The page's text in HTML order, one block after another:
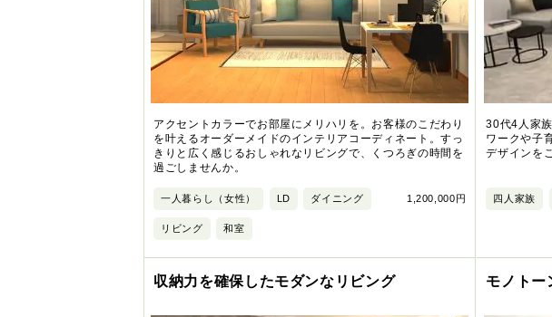
アクセントカラーでお部屋にメリハリを。お客様のこだわり
を叶えるオーダーメイドのインテリアコーディネート。すっ
きりと広く感じるおしゃれなリビングで、くつろぎの時間を
過ごしませんか。
1,200,000円
一人暮らし（女性） LD ダイニング
リビング 和室
30代4人家
ワークや子
デザインを
四人家族
収納力を確保したモダンなリビング モノトー